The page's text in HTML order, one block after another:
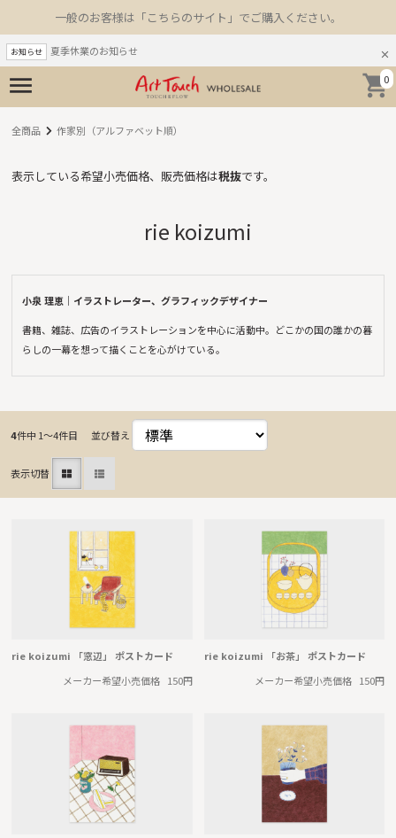
一般のお客様は「こちらのサイト」でご購入ください。
お知らせ
夏季休業のお知らせ
0
全商品 作家別（アルファベット順）
表示している希望小売価格、販売価格は税抜です。
rie koizumi
小泉 理恵｜イラストレーター、グラフィックデザイナー
書籍、雑誌、広告のイラストレーションを中心に活動中。どこかの国の誰かの暮
らしの一幕を想って描くことを心がけている。
4件中 1〜4件目 並び替え
表示切替
rie koizumi 「窓辺」 ポストカード
メーカー希望小売価格 150円
rie koizumi 「お茶」 ポストカード
メーカー希望小売価格 150円